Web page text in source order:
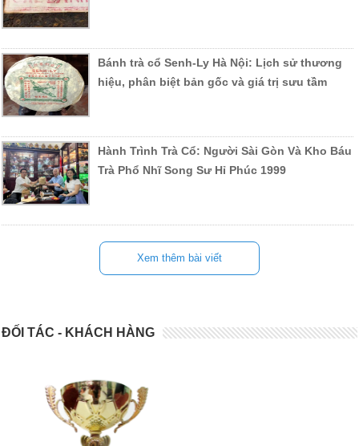
Bánh trà cổ Senh-Ly Hà Nội: Lịch sử thương
hiệu, phân biệt bản gốc và giá trị sưu tầm
Hành Trình Trà Cổ: Người Sài Gòn Và Kho Báu
Trà Phổ Nhĩ Song Sư Hỉ Phúc 1999
Xem thêm bài viết
ĐỐI TÁC - KHÁCH HÀNG